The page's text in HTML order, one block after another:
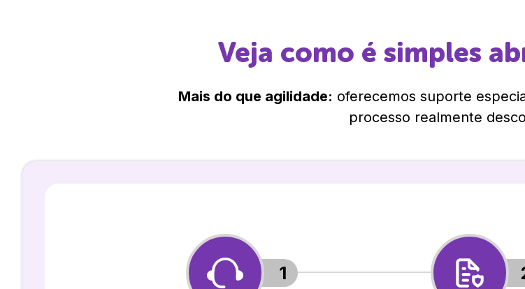
Veja como é simples
Mais do que agilidade: oferecemos suporte
processo realmente
1